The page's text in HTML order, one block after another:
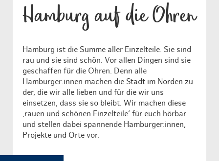
Hamburg auf die Ohren
Hamburg ist die Summe aller Einzelteile. Sie sind
rau und sie sind schön. Vor allen Dingen sind sie
geschaffen für die Ohren. Denn alle
Hamburger:innen machen die Stadt im Norden zu
der, die wir alle lieben und für die wir uns
einsetzen, dass sie so bleibt. Wir machen diese
‚rauen und schönen Einzelteile‘ für euch hörbar
und stellen dabei spannende Hamburger:innen,
Projekte und Orte vor.